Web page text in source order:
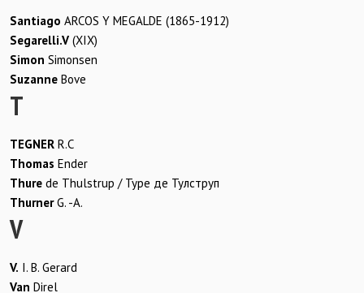
Santiago ARCOS Y MEGALDE (1865-1912)
Segarelli.V (XIX)
Simon Simonsen
Suzanne Bove
T
TEGNER R.C
Thomas Ender
Thure de Thulstrup / Туре де Тулструп
ThurnerG. -A.
V
V. I. B. Gerard
Van Direl